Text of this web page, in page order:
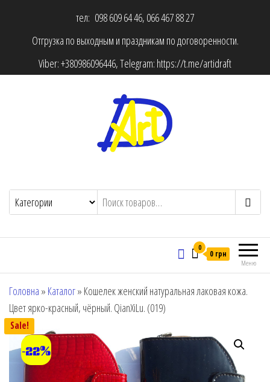
тел: 098 609 64 46, 066 467 88 27
Отгрузка по выходным и праздникам по договоренности.
Viber:+380986096446, Telegram: https://t.me/artidraft
Меню
0
0 грн
Головна » Каталог» Кошелек женский натуральная лаковая кожа.
Цвет ярко-красный, чёрный. QianXiLu. (019)
Sale!
-22%